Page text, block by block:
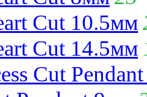
Cut 10.5мм
Cut 14.5мм
Cut